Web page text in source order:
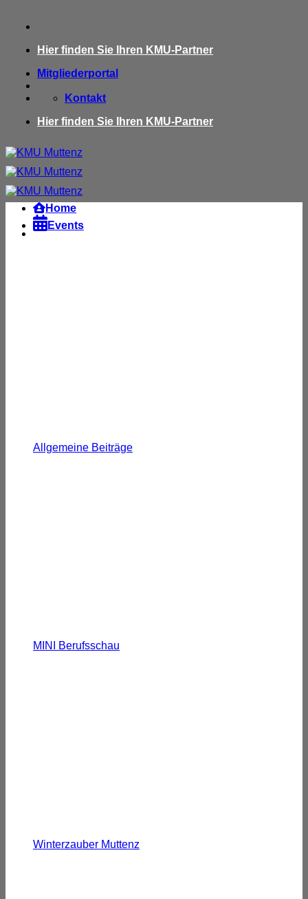
Inhalt
Hier finden Sie Ihren KMU-Partner
Mitgliederportal
Kontakt
Hier finden Sie Ihren KMU-Partner
Home
Events
Allgemeine Beiträge
MINI Berufsschau
Winterzauber Muttenz